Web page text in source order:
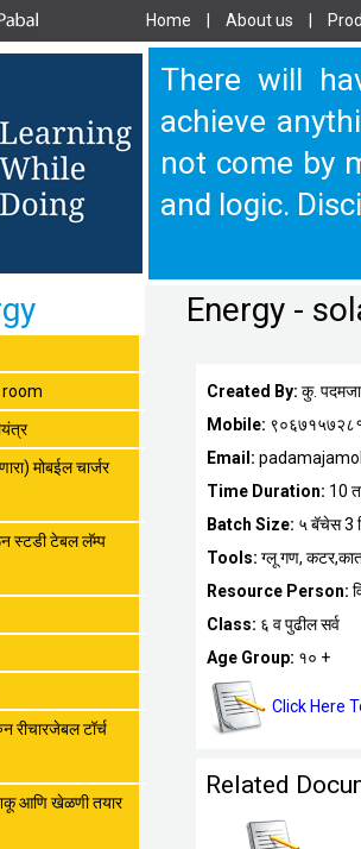
Home About us
There will
achieve
not come by
and logic.
मोबईल चार्जर
स्टडी टेबल लॅम्प
रीचारजेबल टॉर्च
आणि खेळणी तयार
Energy -
Created By: कु.
Mobile:
Email:
Time Duration: 10
Batch Size: ५ बॅचेस 3
Tools: ग्लू गण,
Resource Person:
Class: ६ व पुढील सर्व
Age Group: १० +
Click Here
Related